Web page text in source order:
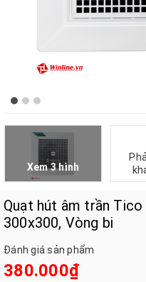
Xem 3 hình
Quạt hút âm trần
300x300, Vòng bi
Đánh giá sản phẩm
380.000₫